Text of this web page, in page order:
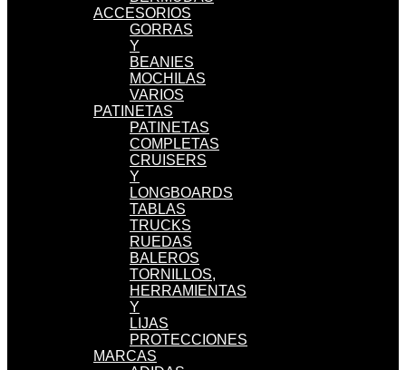
ACCESORIOS
GORRAS
Y
BEANIES
MOCHILAS
VARIOS
PATINETAS
PATINETAS
COMPLETAS
CRUISERS
Y
LONGBOARDS
TABLAS
TRUCKS
RUEDAS
BALEROS
TORNILLOS,
HERRAMIENTAS
Y
LIJAS
PROTECCIONES
MARCAS